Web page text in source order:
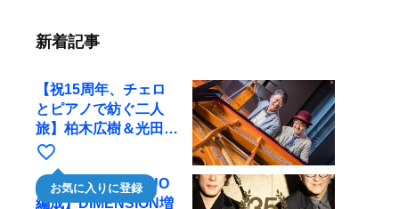
新着記事
【祝15周年、チェロ
とピアノで紡ぐ二人
旅】柏木広樹＆光田健
一が11月12日に京都
RAGへ
favorite_border
お気に入りに登録
【35周年で初のDUO
編成】DIMENSION増